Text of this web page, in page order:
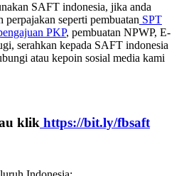
SAFT indonesia, jika anda
seperti pembuatan SPT
PKP, pembuatan NPWP, E-
serahkan kepada SAFT indonesia
atau kepoin sosial media kami
klik https://bit.ly/fbsaft